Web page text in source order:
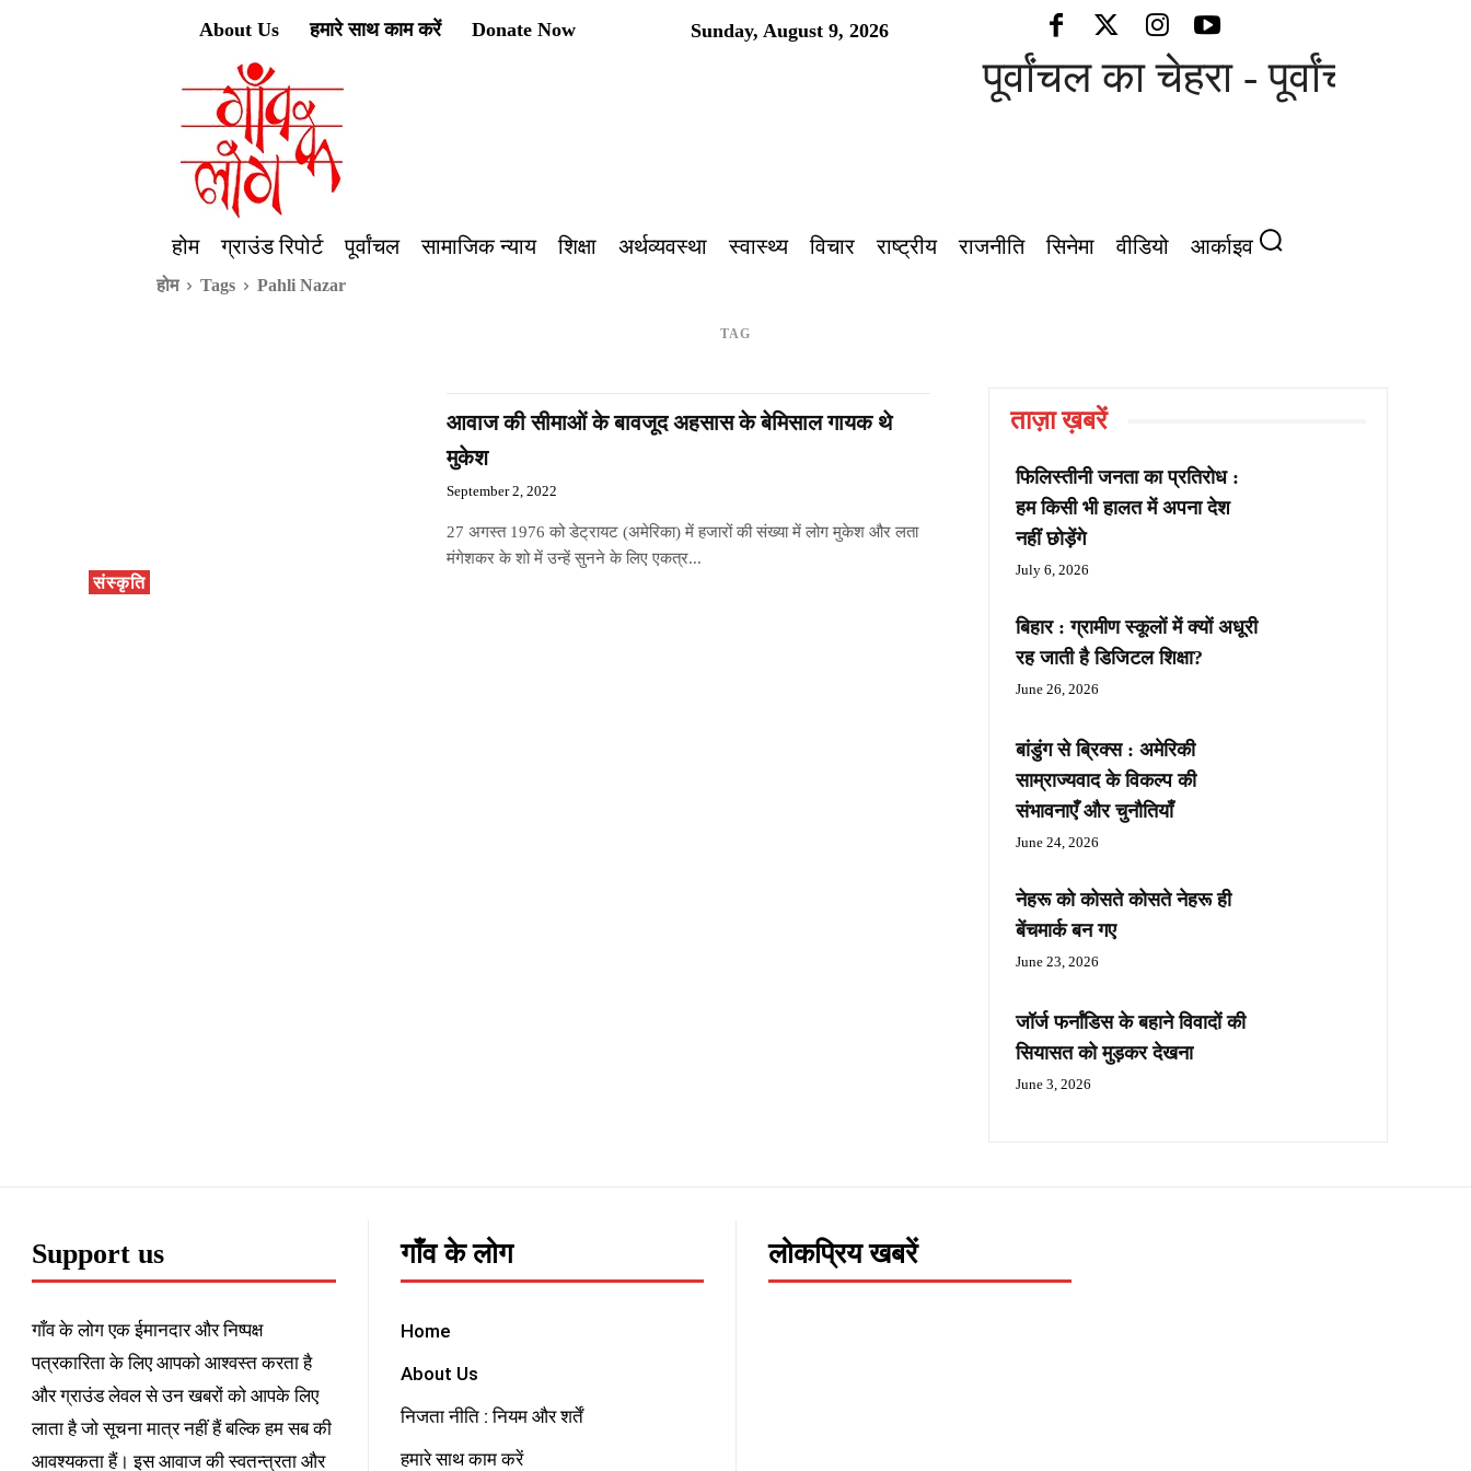
Sunday, August 9, 2026
About Us हमारे साथ काम करें Donate Now
पूर्वांचल का चेहरा - पूर्वांचल की
होम ग्राउंड रिपोर्ट पूर्वांचल सामाजिक न्याय शिक्षा अर्थव्यवस्था स्वास्थ्य विचार राष्ट्रीय राजनीति सिनेमा वीडियो आर्काइव
होम Tags Pahli Nazar
TAG
संस्कृति
आवाज की सीमाओं के बावजूद अहसास के बेमिसाल गायक थे
मुकेश
September 2, 2022
27 अगस्त 1976 को डेट्रायट (अमेरिका) में हजारों की संख्या में लोग मुकेश और लता
मंगेशकर के शो में उन्हें सुनने के लिए एकत्र...
ताज़ा ख़बरें
फिलिस्तीनी जनता का प्रतिरोध :
हम किसी भी हालत में अपना देश
नहीं छोड़ेंगे
July 6, 2026
बिहार : ग्रामीण स्कूलों में क्यों अधूरी
रह जाती है डिजिटल शिक्षा?
June 26, 2026
बांडुंग से ब्रिक्स : अमेरिकी
साम्राज्यवाद के विकल्प की
संभावनाएँ और चुनौतियाँ
June 24, 2026
नेहरू को कोसते कोसते नेहरू ही
बेंचमार्क बन गए
June 23, 2026
जॉर्ज फर्नांडिस के बहाने विवादों की
सियासत को मुड़कर देखना
June 3, 2026
Support us
गाँव के लोग एक ईमानदार और निष्पक्ष
पत्रकारिता के लिए आपको आश्वस्त करता है
और ग्राउंड लेवल से उन खबरों को आपके लिए
लाता है जो सूचना मात्र नहीं हैं बल्कि हम सब की
आवश्यकता हैं। इस आवाज की स्वतन्त्रता और
गाँव के लोग
Home
About Us
निजता नीति : नियम और शर्तें
हमारे साथ काम करें
लोकप्रिय खबरें